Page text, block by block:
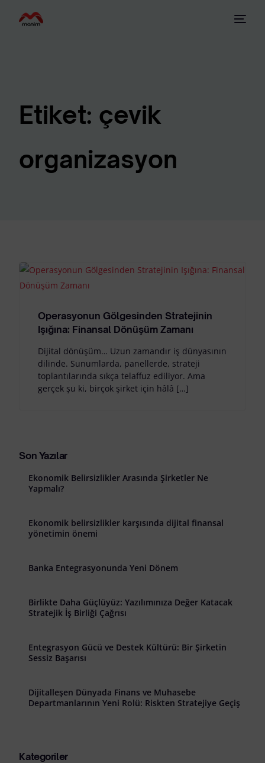
Etiket: çevik
organizasyon
Operasyonun Gölgesinden Stratejinin
Işığına: Finansal Dönüşüm Zamanı
Dijital dönüşüm… Uzun zamandır iş dünyasının
dilinde. Sunumlarda, panellerde, strateji
toplantılarında sıkça telaffuz ediliyor. Ama
gerçek şu ki, birçok şirket için hâlâ […]
Son Yazılar
Ekonomik Belirsizlikler Arasında Şirketler Ne
Yapmalı?
Ekonomik belirsizlikler karşısında dijital finansal
yönetimin önemi
Banka Entegrasyonunda Yeni Dönem
Birlikte Daha Güçlüyüz: Yazılımınıza Değer Katacak
Stratejik İş Birliği Çağrısı
Entegrasyon Gücü ve Destek Kültürü: Bir Şirketin
Sessiz Başarısı
Dijitalleşen Dünyada Finans ve Muhasebe
Departmanlarının Yeni Rolü: Riskten Stratejiye Geçiş
Kategoriler